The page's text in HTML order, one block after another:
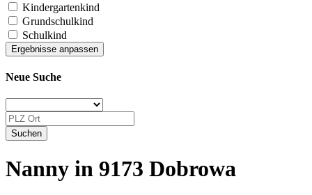
Kindergartenkind
Grundschulkind
Schulkind
Neue Suche
Nanny in 9173 Dobrowa